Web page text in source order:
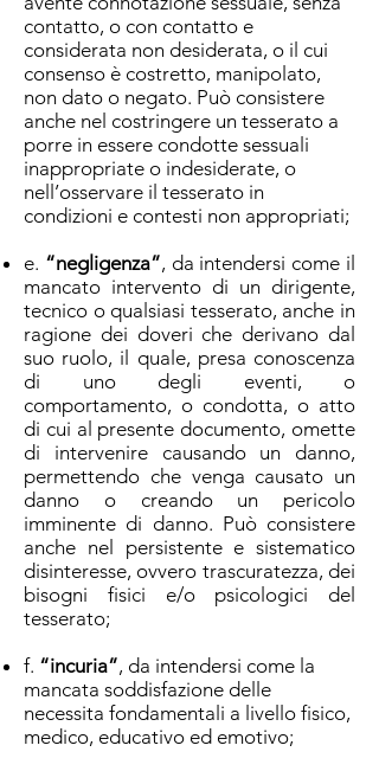
contatto, o con contatto e
considerata non desiderata, o il cui
consenso è costretto, manipolato,
non dato o negato. Può consistere
anche nel costringere un tesserato a
porre in essere condotte sessuali
inappropriate o indesiderate, o
nell’osservare il tesserato in
condizioni e contesti non appropriati;
e. “negligenza”, da intendersi come il
mancato intervento di un dirigente,
tecnico o qualsiasi tesserato, anche in
ragione dei doveri che derivano dal
suo ruolo, il quale, presa conoscenza
di uno degli eventi, o
comportamento, o condotta, o atto
di cui al presente documento, omette
di intervenire causando un danno,
permettendo che venga causato un
danno o creando un pericolo
imminente di danno. Può consistere
anche nel persistente e sistematico
disinteresse, ovvero trascuratezza, dei
bisogni fisici e/o psicologici del
tesserato;
f. “incuria”, da intendersi come la
mancata soddisfazione delle
necessita fondamentali a livello fisico,
medico, educativo ed emotivo;